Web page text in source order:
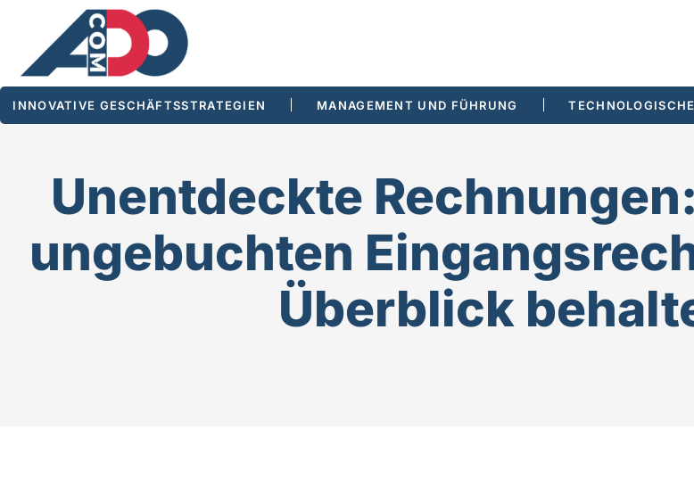
INNOVATIVE GESCHÄFTSSTRATEGIEN MANAGEMENT UND FÜHRUNG
Unentdeckte
ungebuchten
Überblick